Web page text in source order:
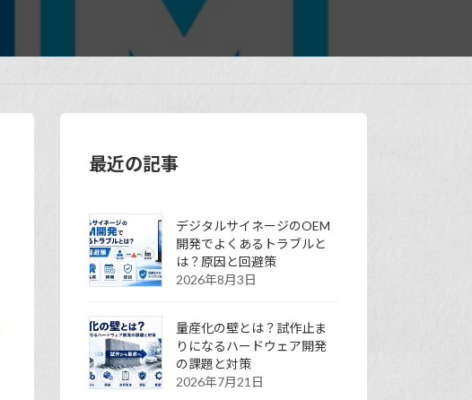
最近の記事
デジタルサイネージのOEM
開発でよくあるトラブルと
は？原因と回避策
2026年8月3日
量産化の壁とは？試作止ま
りになるハードウェア開発
の課題と対策
2026年7月21日